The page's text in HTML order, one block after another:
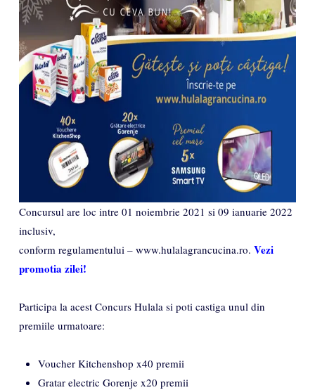
Concursul are loc intre 01 noiembrie 2021 si 09 ianuarie 2022
inclusiv,
conform regulamentului – www.hulalagrancucina.ro. Vezi
promotia zilei!
Participa la acest Concurs Hulala si poti castiga unul din
premiile urmatoare:
Voucher Kitchenshop x40 premii
Gratar electric Gorenje x20 premii